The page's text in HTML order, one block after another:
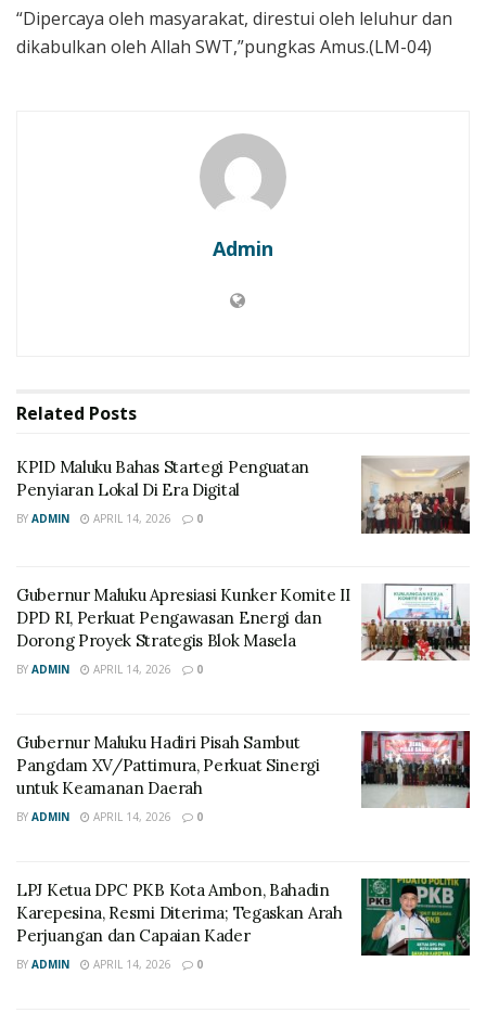
“Dipercaya oleh masyarakat, direstui oleh leluhur dan
dikabulkan oleh Allah SWT,”pungkas Amus.(LM-04)
Admin
Related Posts
KPID Maluku Bahas Startegi Penguatan
Penyiaran Lokal Di Era Digital
BY ADMIN APRIL 14, 2026 0
Gubernur Maluku Apresiasi Kunker Komite II
DPD RI, Perkuat Pengawasan Energi dan
Dorong Proyek Strategis Blok Masela
BY ADMIN APRIL 14, 2026 0
Gubernur Maluku Hadiri Pisah Sambut
Pangdam XV/Pattimura, Perkuat Sinergi
untuk Keamanan Daerah
BY ADMIN APRIL 14, 2026 0
LPJ Ketua DPC PKB Kota Ambon, Bahadin
Karepesina, Resmi Diterima; Tegaskan Arah
Perjuangan dan Capaian Kader
BY ADMIN APRIL 14, 2026 0